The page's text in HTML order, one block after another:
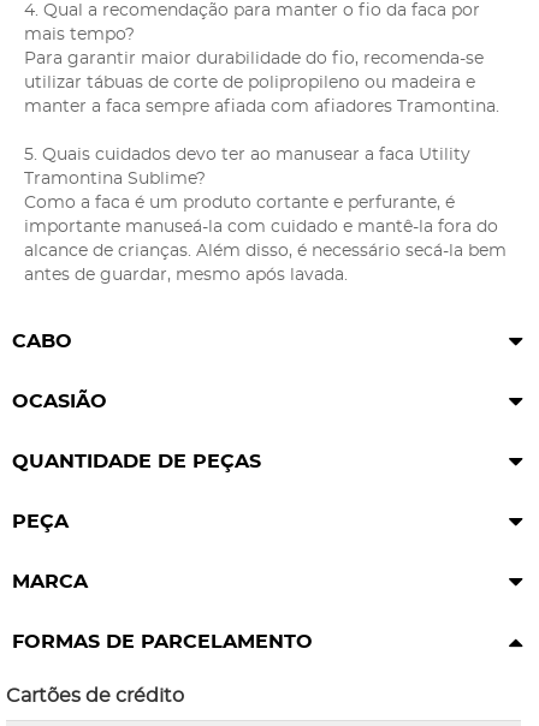
4. Qual a recomendação para manter o fio da faca por
mais tempo?
Para garantir maior durabilidade do fio, recomenda-se
utilizar tábuas de corte de polipropileno ou madeira e
manter a faca sempre afiada com afiadores Tramontina.
5. Quais cuidados devo ter ao manusear a faca Utility
Tramontina Sublime?
Como a faca é um produto cortante e perfurante, é
importante manuseá-la com cuidado e mantê-la fora do
alcance de crianças. Além disso, é necessário secá-la bem
antes de guardar, mesmo após lavada.
CABO
OCASIÃO
QUANTIDADE DE PEÇAS
PEÇA
MARCA
FORMAS DE PARCELAMENTO
Cartões de crédito